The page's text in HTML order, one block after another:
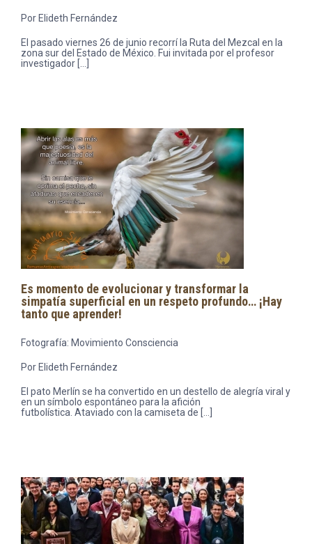
Por Elideth Fernández
El pasado viernes 26 de junio recorrí la Ruta del Mezcal en la
zona sur del Estado de México. Fui invitada por el profesor
investigador […]
Es momento de evolucionar y transformar la
simpatía superficial en un respeto profundo… ¡Hay
tanto que aprender!
Fotografía: Movimiento Consciencia
Por Elideth Fernández
El pato Merlín se ha convertido en un destello de alegría viral y
en un símbolo espontáneo para la afición
futbolística. Ataviado con la camiseta de […]